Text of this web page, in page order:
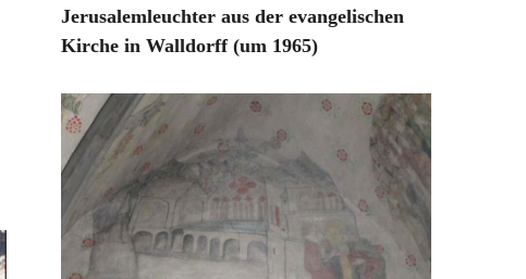
Jerusalemleuchter aus der evangelischen
Kirche in Walldorff (um 1965)